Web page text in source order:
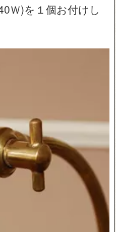
Ｗ)を１個お付けし